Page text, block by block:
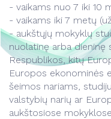
- vaikams nuo 7 iki 10
- vaikams iki 7 metų
- aukštųjų mokyklų
nuolatinę arba
Respublikos, kitų
Europos ekonominės
šeimos nariams,
valstybių narių ar
aukštosiose